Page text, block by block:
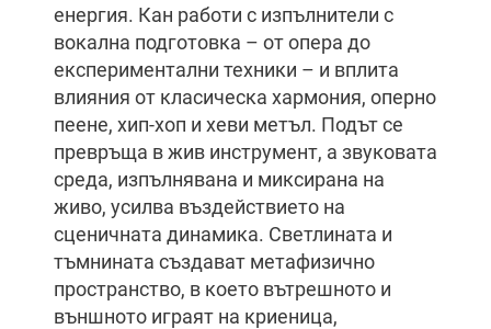
енергия. Кан работи с изпълнители с
вокална подготовка – от опера до
експериментални техники – и вплита
влияния от класическа хармония, оперно
пеене, хип-хоп и хеви метъл. Подът се
превръща в жив инструмент, а звуковата
среда, изпълнявана и миксирана на
живо, усилва въздействието на
сценичната динамика. Светлината и
тъмнината създават метафизично
пространство, в което вътрешното и
външното играят на криеница,